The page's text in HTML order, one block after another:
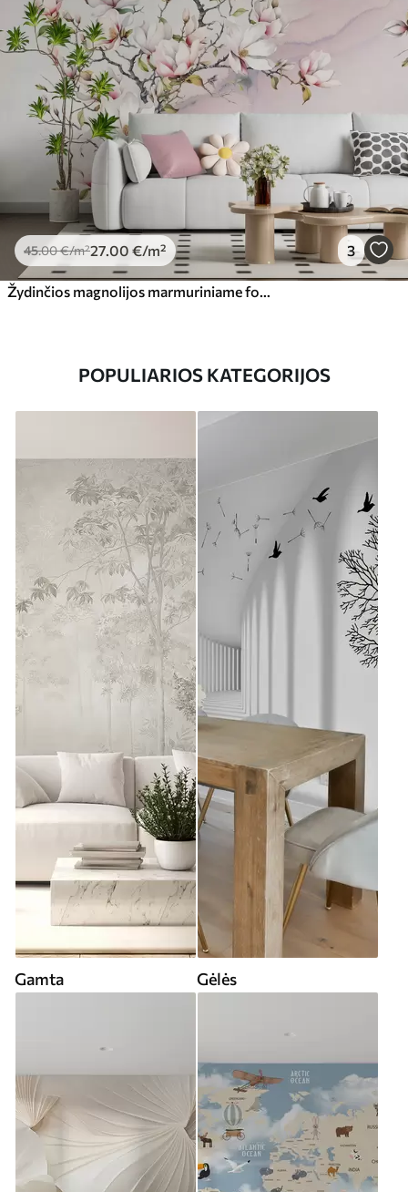
45.00€/m²27 .00 €/m² 3
POPULIARIOS KATEGORIJOS
Gamta Gėlės